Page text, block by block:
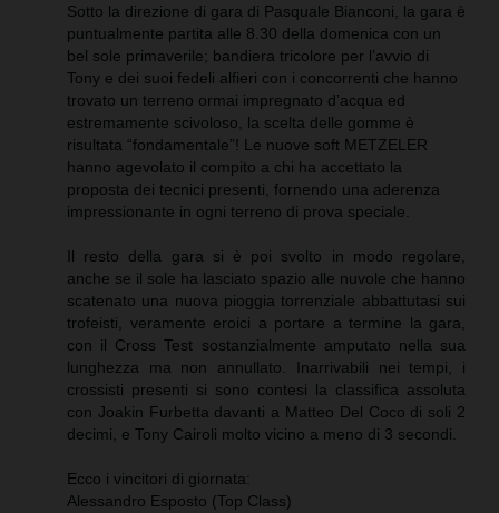
Sotto la direzione di gara di Pasquale Bianconi, la gara è
puntualmente partita alle 8.30 della domenica con un
bel sole primaverile; bandiera tricolore per l’avvio di
Tony e dei suoi fedeli alfieri con i concorrenti che hanno
trovato un terreno ormai impregnato d’acqua ed
estremamente scivoloso, la scelta delle gomme è
risultata “fondamentale”! Le nuove soft METZELER
hanno agevolato il compito a chi ha accettato la
proposta dei tecnici presenti, fornendo una aderenza
impressionante in ogni terreno di prova speciale.
Il resto della gara si è poi svolto in modo regolare,
anche se il sole ha lasciato spazio alle nuvole che hanno
scatenato una nuova pioggia torrenziale abbattutasi sui
trofeisti, veramente eroici a portare a termine la gara,
con il Cross Test sostanzialmente amputato nella sua
lunghezza ma non annullato. Inarrivabili nei tempi, i
crossisti presenti si sono contesi la classifica assoluta
con Joakin Furbetta davanti a Matteo Del Coco di soli 2
decimi, e Tony Cairoli molto vicino a meno di 3 secondi.
Ecco i vincitori di giornata:
Alessandro Esposto (Top Class)